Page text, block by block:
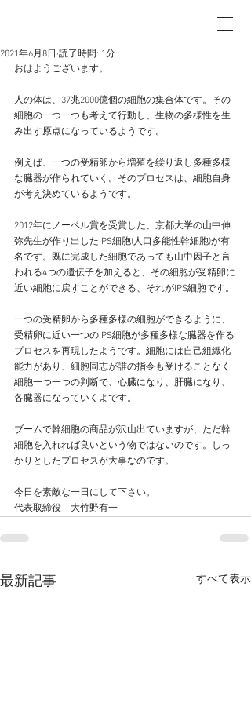
2021年6月8日 読了時間: 1分
おはようございます。
人の体は、37兆2000億個の細胞の集合体です。その
細胞の一つ一つも考えて行動し、生物の多様性を生
み出す原点になっているようです。
例えば、一つの受精卵から増殖を繰り返し多種多様
な臓器が作られていく。そのプロセスは、細胞自身
が考え決めているようです。
2012年にノーベル賞を受賞した、京都大学の山中伸
弥先生が作り出したIPS細胞(人口多能性幹細胞)が有
名です。既に完成した細胞であっても山中因子と言
われる4つの遺伝子を加えると、その細胞が受精卵に
近い細胞に戻すことができる、それがIPS細胞です。
一つの受精卵から多種多様の細胞ができるように、
受精卵に近い一つのIPS細胞が多種多様な臓器を作る
プロセスを再現したようです。細胞には自己組織化
能力があり、細胞同志が誰の指令も受けることなく
細胞一つ一つの判断で、心臓になり、肝臓になり、
各臓器になっていくよです。
ブームで幹細胞の商品が沢山出ていますが、ただ幹
細胞を入れれば良いという物ではないのです。しっ
かりとしたプロセスが大事なのです。
今日を素敵な一日にして下さい。
代表取締役　大竹野有一
最新記事 すべて表示